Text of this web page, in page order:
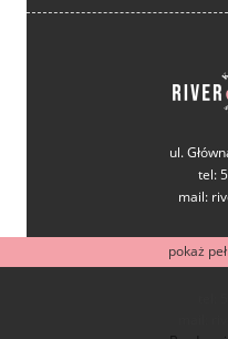
ul.
tel:
mail:
pokaż